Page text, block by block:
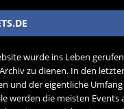
wurde ins Leben
zu dienen. In den
und der eigentliche
werden die meisten Events